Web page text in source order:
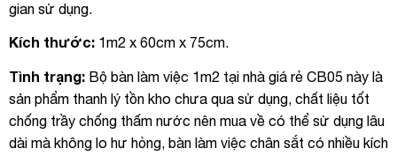
gian sử dụng.
Kích thước: 1m2 x 60cm x 75cm.
Tình trạng: Bộ bàn làm việc 1m2 tại nhà giá rẻ CB05 này là
sản phẩm thanh lý tồn kho chưa qua sử dụng, chất liệu tốt
chống trầy chống thấm nước nên mua về có thể sử dụng lâu
dài mà không lo hư hỏng, bàn làm việc chân sắt có nhiều kích